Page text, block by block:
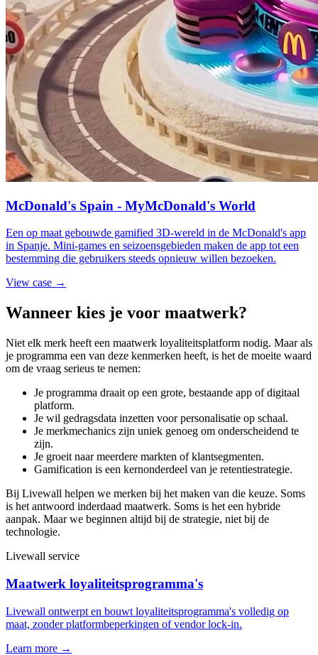
McDonald's Spain - MyMcDonald's World
Een op maat gebouwde gamified 3D-wereld in de McDonald's app
in Spanje. Mini-games en seizoensgebieden maken de app tot een
bestemming die gebruikers steeds opnieuw willen bezoeken.
View case →
Wanneer kies je voor maatwerk?
Niet elk merk heeft een maatwerk loyaliteitsplatform nodig. Maar als
je programma een van deze kenmerken heeft, is het de moeite waard
om de vraag serieus te nemen:
Je programma draait op een grote, bestaande app of digitaal
platform.
Je wil gedragsdata inzetten voor personalisatie op schaal.
Je merkmechanics zijn uniek genoeg om onderscheidend te
zijn.
Je groeit naar meerdere markten of klantsegmenten.
Gamification is een kernonderdeel van je retentiestrategie.
Bij Livewall helpen we merken bij het maken van die keuze. Soms
is het antwoord inderdaad maatwerk. Soms is het een hybride
aanpak. Maar we beginnen altijd bij de strategie, niet bij de
technologie.
Livewall service
Maatwerk loyaliteitsprogramma's
Livewall ontwerpt en bouwt loyaliteitsprogramma's volledig op
maat, zonder platformbeperkingen of vendor lock-in.
Learn more →